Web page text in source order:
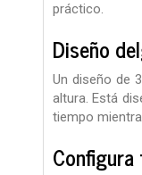
práctico.
Diseño
Un diseño de
altura. Está
tiempo